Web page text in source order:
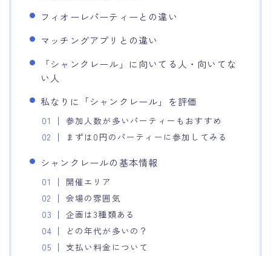
フィオーレパーティーとの違い
マッチングアプリとの違い
「シャンクレール」に向いてる人・向いてな
い人
私なりに「シャンクレール」を評価
参加人数が多いパーティーもおすすめ
まずは0円のパーティーに参加してみる
シャンクレールの基本情報
開催エリア
会場の雰囲気
企画は3種類ある
どの年代が多いの？
支払い料金について